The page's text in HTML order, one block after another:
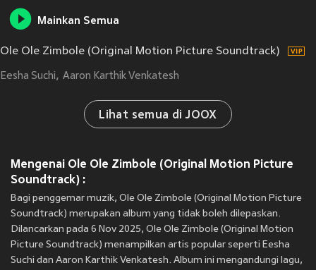
Mainkan Semua
Ole Ole Zimbole (Original Motion Picture Soundtrack)
Eesha Suchi Aaron Karthik Venkatesh
Lihat semua di JOOX
Mengenai Ole Ole Zimbole (Original Motion Picture
Soundtrack) :
Bagi penggemar muzik, Ole Ole Zimbole (Original Motion Picture
Soundtrack) merupakan album yang tidak boleh dilepaskan.
Dilancarkan pada 6 Nov 2025, Ole Ole Zimbole (Original Motion
Picture Soundtrack) menampilkan artis popular seperti Eesha
Suchi dan Aaron Karthik Venkatesh. Album ini mengandungi lagu,